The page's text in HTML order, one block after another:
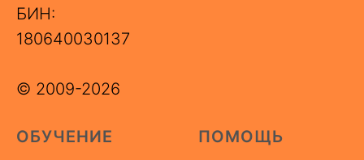
БИН:
180640030137
© 2009-2026
ОБУЧЕНИЕ ПОМОЩЬ